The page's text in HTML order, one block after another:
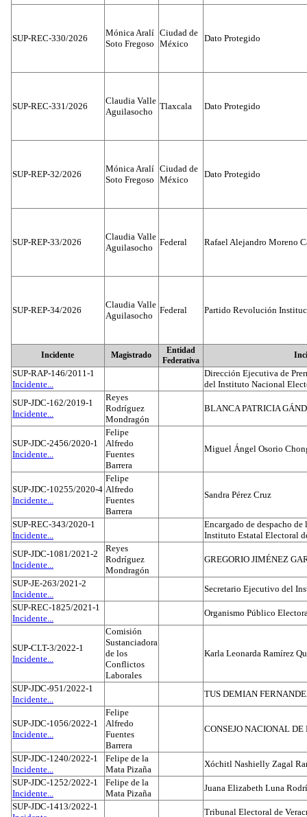
SUP-REC-330/2026
Mónica Aralí
Soto Fregoso
Ciudad de
México
Dato Protegido
SUP-REC-331/2026
Claudia Valle
Aguilasocho
Tlaxcala Dato Protegido
SUP-REP-32/2026
Mónica Aralí
Soto Fregoso
Ciudad de
México
Dato Protegido
SUP-REP-33/2026
Claudia Valle
Aguilasocho
Federal Rafael Alejandro Moreno
SUP-REP-34/2026
Claudia Valle
Aguilasocho
Federal Partido Revolución
Incidente Magistrado
Entidad
Federativa
SUP-RAP-146/2011-1
Incidente...
Dirección Ejecutiva de
del Instituto Nacional
SUP-JDC-162/2019-1
Incidente...
Reyes
Rodríguez
Mondragón
BLANCA PATRICIA
SUP-JDC-2456/2020-1
Incidente...
Felipe
Alfredo
Fuentes
Barrera
Miguel Ángel Osorio
SUP-JDC-10255/2020-4
Incidente...
Felipe
Alfredo
Fuentes
Barrera
Sandra Pérez Cruz
SUP-REC-343/2020-1
Incidente...
Encargado de despacho
Instituto Estatal Electoral
SUP-JDC-1081/2021-2
Incidente...
Reyes
Rodríguez
Mondragón
GREGORIO JIMÉNEZ
SUP-JE-263/2021-2
Incidente...
Secretario Ejecutivo del
SUP-REC-1825/2021-1
Incidente...
Organismo Público
SUP-CLT-3/2022-1
Incidente...
Comisión
Sustanciadora
de los
Conflictos
Laborales
Karla Leonarda Ramírez
SUP-JDC-951/2022-1
Incidente...
TUS DEMIAN
SUP-JDC-1056/2022-1
Incidente...
Felipe
Alfredo
Fuentes
Barrera
CONSEJO NACIONAL
SUP-JDC-1240/2022-1
Incidente...
Felipe de la
Mata Pizaña
Xóchitl Nashielly Zagal
SUP-JDC-1252/2022-1
Incidente...
Felipe de la
Mata Pizaña
Juana Elizabeth Luna
SUP-JDC-1413/2022-1
Tribunal Electoral de